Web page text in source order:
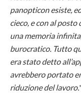
panopticon esiste,
cieco, e con al
una memoria
burocratico. Tutto
era stato detto
avrebbero portato
riduzione del lavoro.